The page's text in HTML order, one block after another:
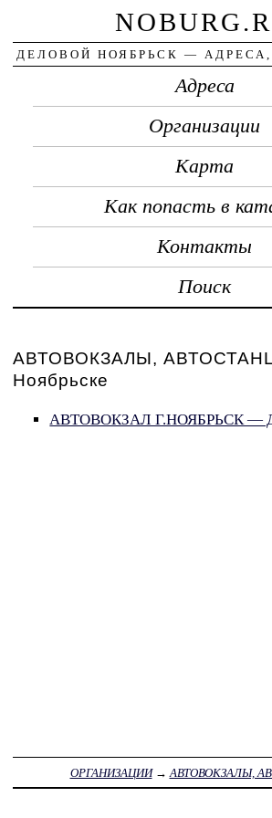
ДЕЛОВОЙ НОЯБРЬСК —
Адреса
Организации
Карта
Как попасть в
Контакты
Поиск
АВТОВОКЗАЛЫ,
Ноябрьске
АВТОВОКЗАЛ Г.НОЯБРЬСК —
ОРГАНИЗАЦИИ→ АВТОВОКЗАЛЫ,